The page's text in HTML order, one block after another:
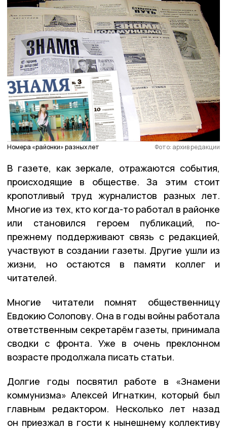
Номера «районки» разных лет Фото: архив редакции
В газете, как зеркале, отражаются события,
происходящие в обществе. За этим стоит
кропотливый труд журналистов разных лет.
Многие из тех, кто когда-то работал в районке
или становился героем публикаций, по-
прежнему поддерживают связь с редакцией,
участвуют в создании газеты. Другие ушли из
жизни, но остаются в памяти коллег и
читателей.
Многие читатели помнят общественницу
Евдокию Солопову. Она в годы войны работала
ответственным секретарём газеты, принимала
сводки с фронта. Уже в очень преклонном
возрасте продолжала писать статьи.
Долгие годы посвятил работе в «Знамени
коммунизма» Алексей Игнаткин, который был
главным редактором. Несколько лет назад
он приезжал в гости к нынешнему коллективу